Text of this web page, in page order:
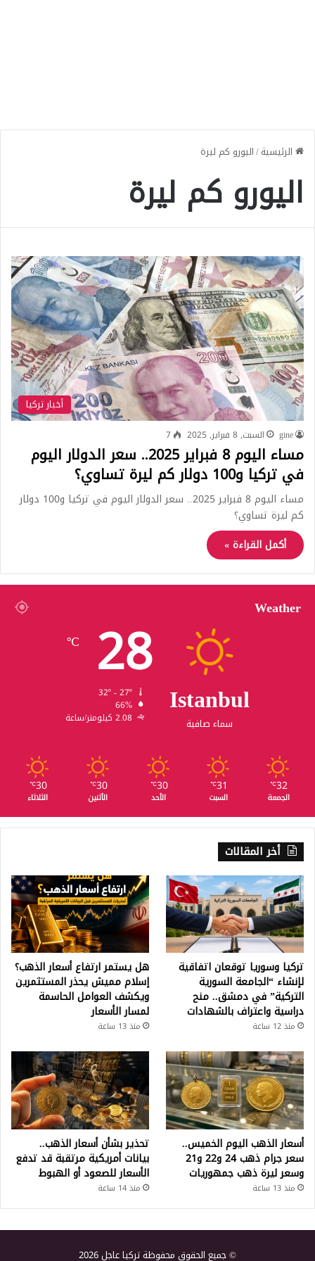
الرئيسية/اليورو كم ليرة
اليورو كم ليرة
أخبار تركيا
gine السبت, 8 فبراير, 2025 7
مساء اليوم 8 فبراير 2025.. سعر الدولار اليوم
في تركيا و100 دولار كم ليرة تساوي؟
مساء اليوم 8 فبراير 2025.. سعر الدولار اليوم في تركيا و100 دولار
كم ليرة تساوي؟
أكمل القراءة »
Weather
Istanbul
سماء صافية
28
℃
66%
2.08 كيلومتر/ساعة
32
℃
الجمعة
31
℃
السبت
30
℃
الأحد
30
℃
الأثنين
30
℃
الثلاثاء
أخر المقالات
تركيا وسوريا توقعان اتفاقية
لإنشاء “الجامعة السورية
التركية” في دمشق.. منح
دراسية واعتراف بالشهادات
منذ 12 ساعة
هل يستمر ارتفاع أسعار الذهب؟
إسلام مميش يحذر المستثمرين
ويكشف العوامل الحاسمة
لمسار الأسعار
منذ 13 ساعة
أسعار الذهب اليوم الخميس..
سعر جرام ذهب 24 و22 و21
وسعر ليرة ذهب جمهوريات
منذ 13 ساعة
تحذير بشأن أسعار الذهب..
بيانات أمريكية مرتقبة قد تدفع
الأسعار للصعود أو الهبوط
منذ 14 ساعة
© جميع الحقوق محفوظة تركيا عاجل 2026